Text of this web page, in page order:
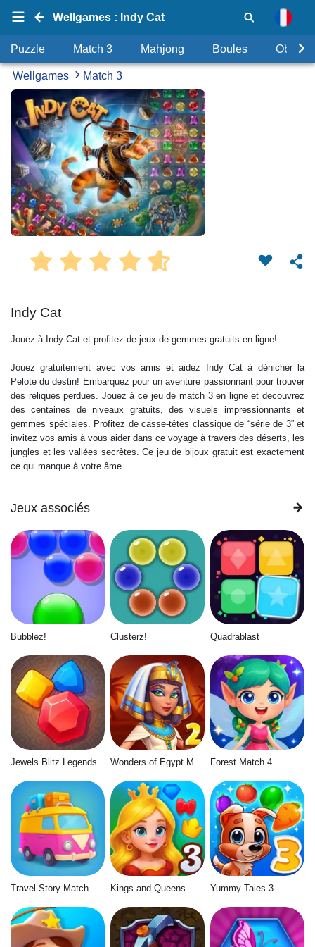
Wellgames : Indy Cat
Puzzle Match 3 Mahjong Boules Objets
Wellgames Match 3
Indy Cat
Jouez à Indy Cat et profitez de jeux de gemmes gratuits en ligne!
Jouez gratuitement avec vos amis et aidez Indy Cat à dénicher la
Pelote du destin! Embarquez pour un aventure passionnant pour trouver
des reliques perdues. Jouez à ce jeu de match 3 en ligne et decouvrez
des centaines de niveaux gratuits, des visuels impressionnants et
gemmes spéciales. Profitez de casse-têtes classique de “série de 3” et
invitez vos amis à vous aider dans ce voyage à travers des déserts, les
jungles et les vallées secrètes. Ce jeu de bijoux gratuit est exactement
ce qui manque à votre âme.
Jeux associés
Bubblez! Clusterz! Quadrablast
Jewels Blitz Legends Wonders of Egypt Match 2 Forest Match 4
Travel Story Match Yummy Tales 3